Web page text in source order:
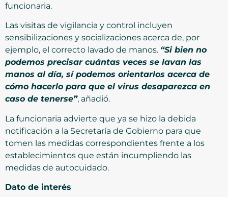
funcionaria.
Las visitas de vigilancia y control incluyen
sensibilizaciones y socializaciones acerca de, por
ejemplo, el correcto lavado de manos. “Si bien no
podemos precisar cuántas veces se lavan las
manos al día, sí podemos orientarlos acerca de
cómo hacerlo para que el virus desaparezca en
caso de tenerse”, añadió.
La funcionaria advierte que ya se hizo la debida
notificación a la Secretaría de Gobierno para que
tomen las medidas correspondientes frente a los
establecimientos que están incumpliendo las
medidas de autocuidado.
Dato de interés